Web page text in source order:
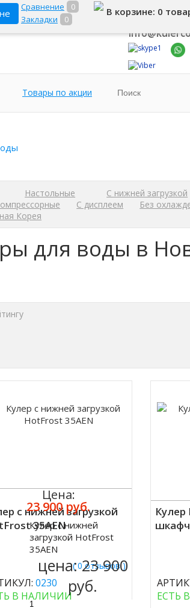
Сравнение
0
Закладки
0
В корзине: 0
8 800 500-
Товары по акции
Настольные С нижней загрузкой
С дисплеем Без
Корея
для воды в
с нижней загрузкой
35AEN
( 0 отзывов )
0230
В НАЛИЧИИ
Цена:
23 900 руб.
Кулер с нижней
загрузкой HotFrost
35AEN
цена:23 900
руб.
Кулер
ЕСТЬ